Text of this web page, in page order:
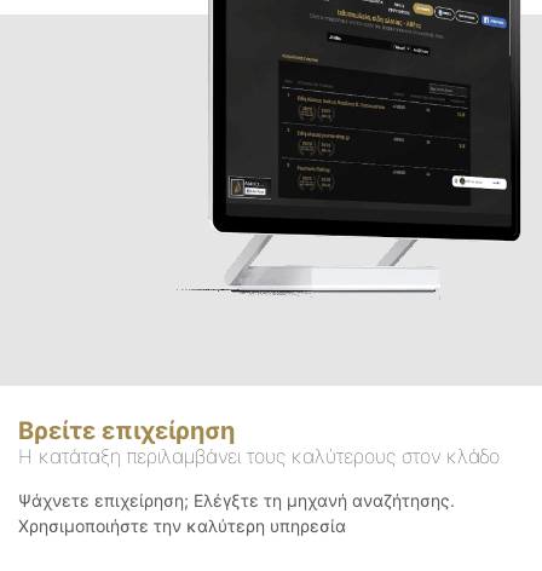
Βρείτε επιχείρηση
Η κατάταξη περιλαμβάνει τους καλύτερους στον κλάδο
Ψάχνετε επιχείρηση; Ελέγξτε τη μηχανή αναζήτησης.
Χρησιμοποιήστε την καλύτερη υπηρεσία